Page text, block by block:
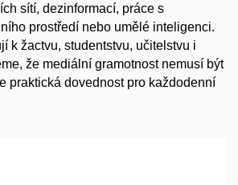
sítí, dezinformací, práce s
prostředí nebo umělé inteligenci.
k žactvu, studentstvu, učitelstvu i
že mediální gramotnost nemusí být
praktická dovednost pro každodenní